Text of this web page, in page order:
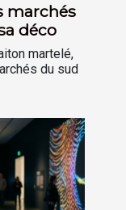
marchés
déco
martelé,
du sud